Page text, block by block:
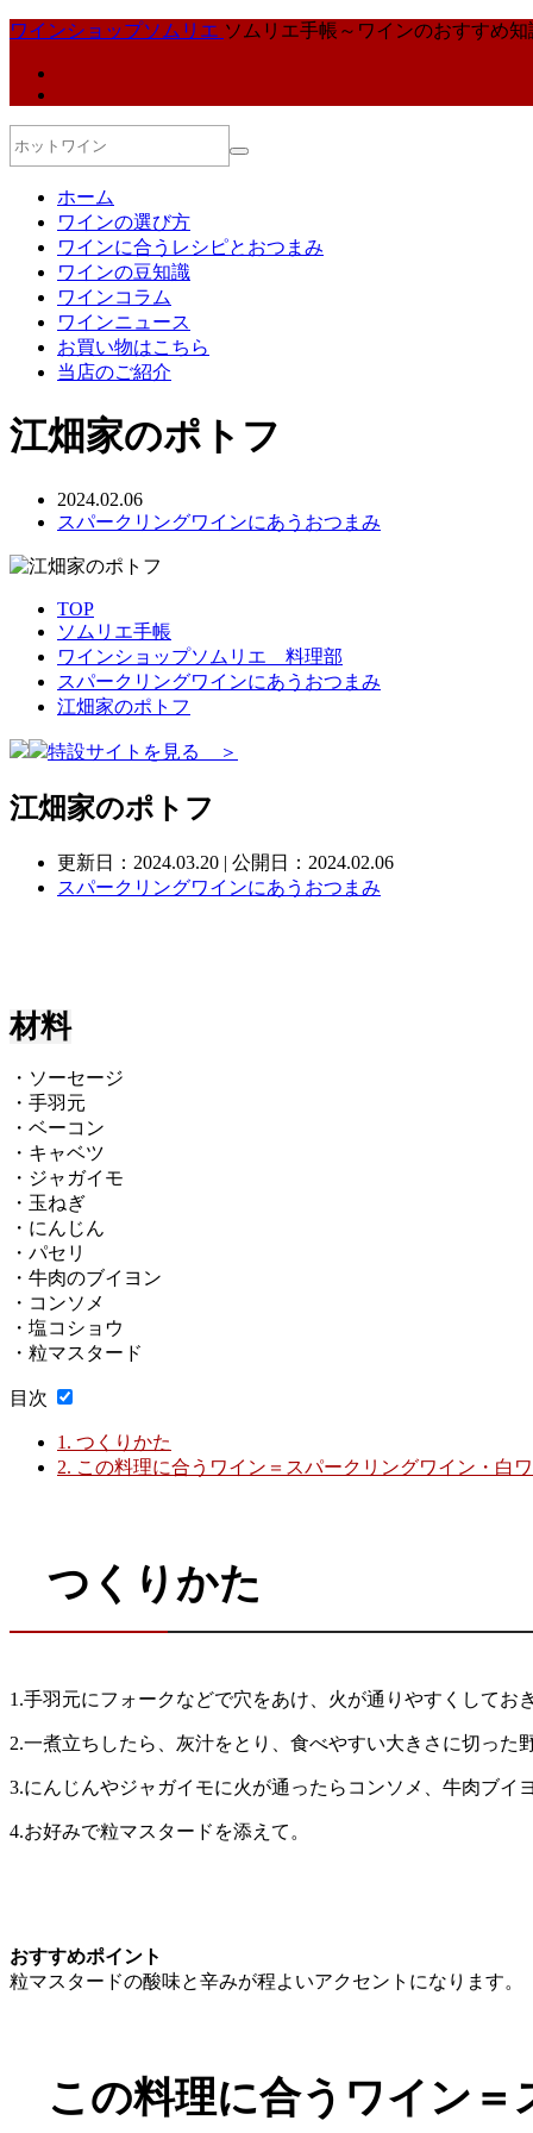
ワインショップソムリエ ソムリエ手帳～ワインのおすすめ知
ホーム
ワインの選び方
ワインに合うレシピとおつまみ
ワインの豆知識
ワインコラム
ワインニュース
お買い物はこちら
当店のご紹介
江畑家のポトフ
2024.02.06
スパークリングワインにあうおつまみ
TOP
ソムリエ手帳
ワインショップソムリエ 料理部
スパークリングワインにあうおつまみ
江畑家のポトフ
特設サイトを見る ＞
江畑家のポトフ
更新日： 2024.03.20 | 公開日：2024.02.06
スパークリングワインにあうおつまみ
材料
・ソーセージ
・手羽元
・ベーコン
・キャベツ
・ジャガイモ
・玉ねぎ
・にんじん
・パセリ
・牛肉のブイヨン
・コンソメ
・塩コショウ
・粒マスタード
目次
1. つくりかた
2. この料理に合うワイン＝スパークリングワイン・白
つくりかた
1.手羽元にフォークなどで穴をあけ、火が通りやすくしてお
2.一煮立ちしたら、灰汁をとり、食べやすい大きさに切った
3.にんじんやジャガイモに火が通ったらコンソメ、牛肉ブ
4.お好みで粒マスタードを添えて。
おすすめポイント
粒マスタードの酸味と辛みが程よいアクセントになります。
この料理に合うワイン